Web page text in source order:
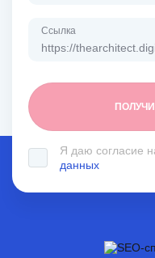
Ссылка
Я даю согласие
данных